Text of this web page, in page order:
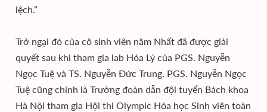
lệch.”
Trở ngại đó của cô sinh viên năm Nhất đã được giải
quyết sau khi tham gia lab Hóa Lý của PGS. Nguyễn
Ngọc Tuệ và TS. Nguyễn Đức Trung. PGS. Nguyễn Ngọc
Tuệ cũng chính là Trưởng đoàn dẫn đội tuyển Bách khoa
Hà Nội tham gia Hội thi Olympic Hóa học Sinh viên toàn